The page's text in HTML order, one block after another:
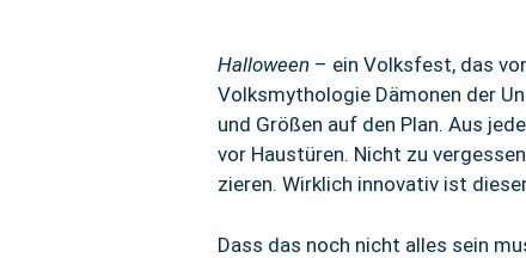
Halloween – ein Volksfest, das
Volksmythologie Dämonen der
und Größen auf den Plan. Aus
vor Haustüren. Nicht zu
zieren. Wirklich innovativ ist
Dass das noch nicht alles sein